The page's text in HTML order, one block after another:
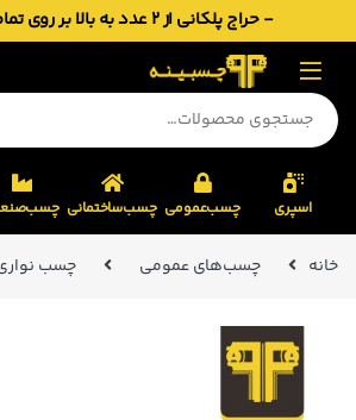
- حراج پلکانی از 2 عدد به بالا بر روی تمامی محصولات -
Skip to navigation
Skip to content
جستجو برای:
اسپری چسب‌عمومی چسب‌ساختمانی
خانه چسب‌های عمومی چسب